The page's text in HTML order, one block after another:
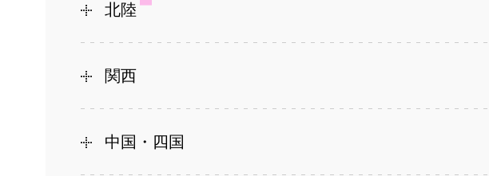
北陸
関西
中国・四国